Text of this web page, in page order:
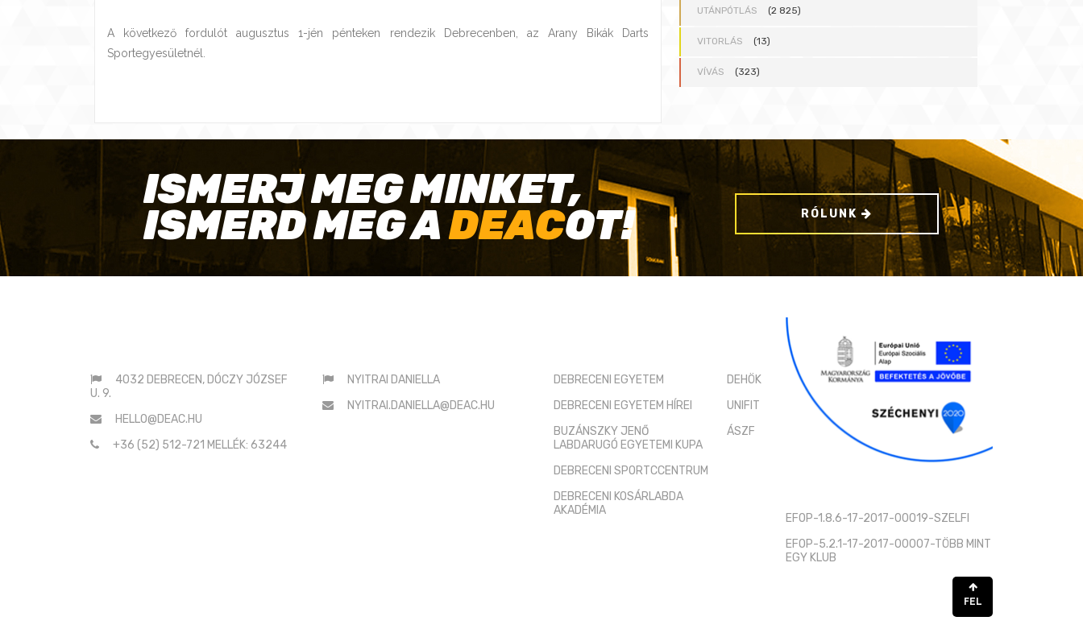
A következő fordulót augusztus 1-jén pénteken rendezik Debrecenben, az Arany Bikák Darts
Sportegyesületnél.
UTÁNPÓTLÁS (2 825)
VITORLÁS (13)
VÍVÁS (323)
ISMERJ MEG MINKET,
ISMERD MEG ADEACOT! RÓLUNK
4032 DEBRECEN, DÓCZY JÓZSEF
U. 9.
HELLO@DEAC.HU
+36 (52) 512-721 MELLÉK: 63244
NYITRAI DANIELLA
NYITRAI.DANIELLA@DEAC.HU
DEBRECENI EGYETEM
DEBRECENI EGYETEM HÍREI
BUZÁNSZKY JENŐ
LABDARUGÓ EGYETEMI KUPA
DEBRECENI SPORTCCENTRUM
DEBRECENI KOSÁRLABDA
AKADÉMIA
DEHÖK
UNIFIT
ÁSZF
EFOP-1.8.6-17-2017-00019-SZELFI
EFOP-5.2.1-17-2017-00007-TÖBB MINT
EGY KLUB
FEL